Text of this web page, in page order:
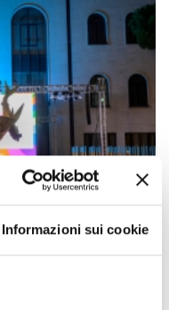
Informazioni sui cookie